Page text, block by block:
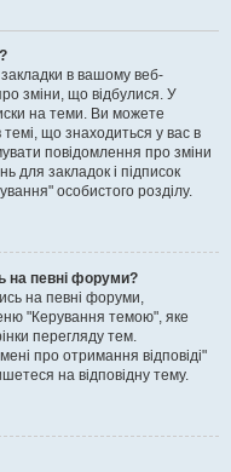
в вашому веб-
зміни, що відбулися. У
на теми. Ви можете
що знаходиться у вас в
повідомлення про зміни
для закладок і підписок
особистого розділу.
на певні форуми?
на певні форуми,
"Керування темою", яке
перегляду тем.
про отримання відповіді"
на відповідну тему.